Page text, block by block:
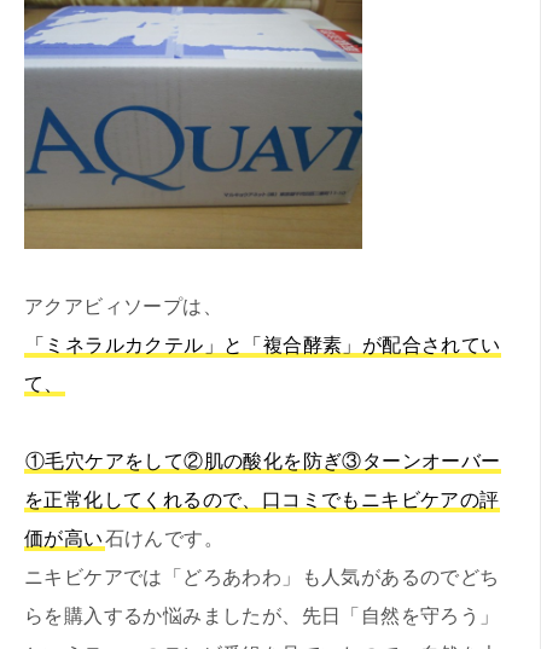
アクアビィソープは、
「ミネラルカクテル」と「複合酵素」が配合されてい
て、
①毛穴ケアをして②肌の酸化を防ぎ③ターンオーバー
を正常化してくれるので、口コミでもニキビケアの評
価が高い石けんです。
ニキビケアでは「どろあわわ」も人気があるのでどち
らを購入するか悩みましたが、先日「自然を守ろう」